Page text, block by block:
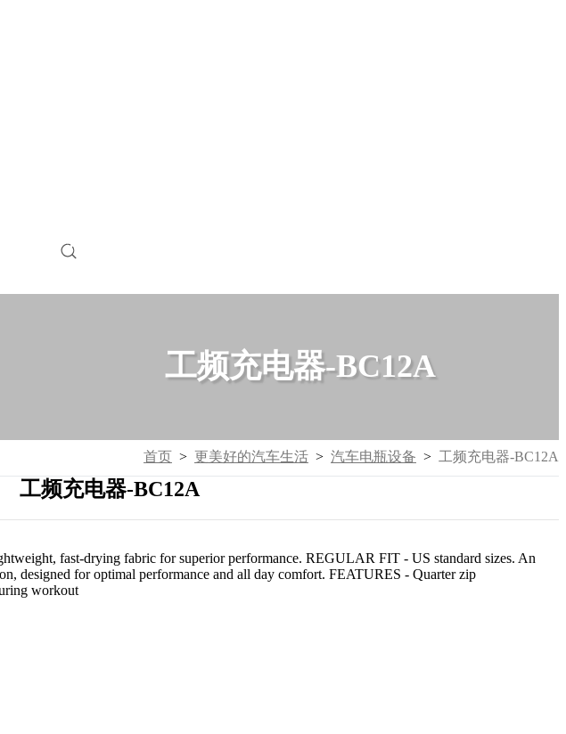
工频充电器-BC12A
首页 > 更美好的汽车生活 > 汽车电瓶设备 > 工频充电器-BC12A
工频充电器-BC12A
fast-drying fabric for superior performance. REGULAR FIT - US standard sizes. An
designed for optimal performance and all day comfort. FEATURES - Quarter zip
workout